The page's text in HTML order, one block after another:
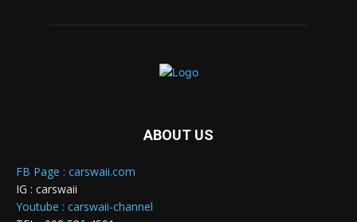
ABOUT US
FB Page : carswaii.com
IG : carswaii
Youtube : carswaii-channel